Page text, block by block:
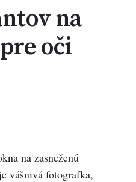
na
oči
na zasneženú
vášnivá fotografka,